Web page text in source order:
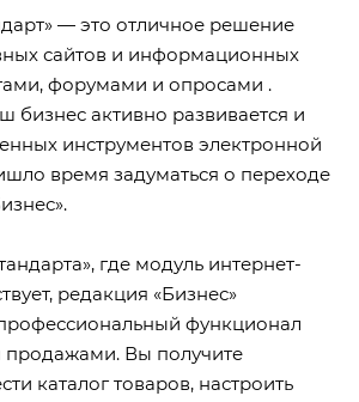
— это отличное решение
сайтов и информационных
форумами и опросами .
бизнес активно развивается и
инструментов электронной
время задуматься о переходе
где модуль интернет-
редакция «Бизнес»
функционал
продажами. Вы получите
каталог товаров, настроить